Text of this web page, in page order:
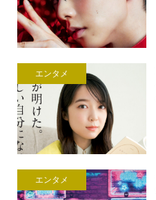
エンタメ
エンタメ